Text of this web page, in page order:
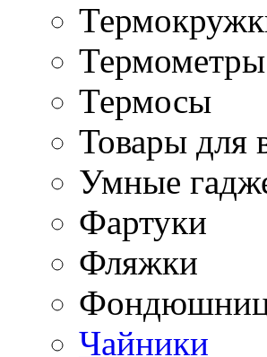
Термометры
Термосы
Товары для
Умные
Фартуки
Фляжки
Чайники